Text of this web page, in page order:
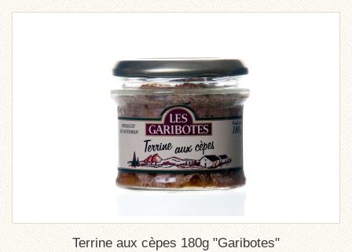
Terrine aux cèpes 180g "Garibotes"